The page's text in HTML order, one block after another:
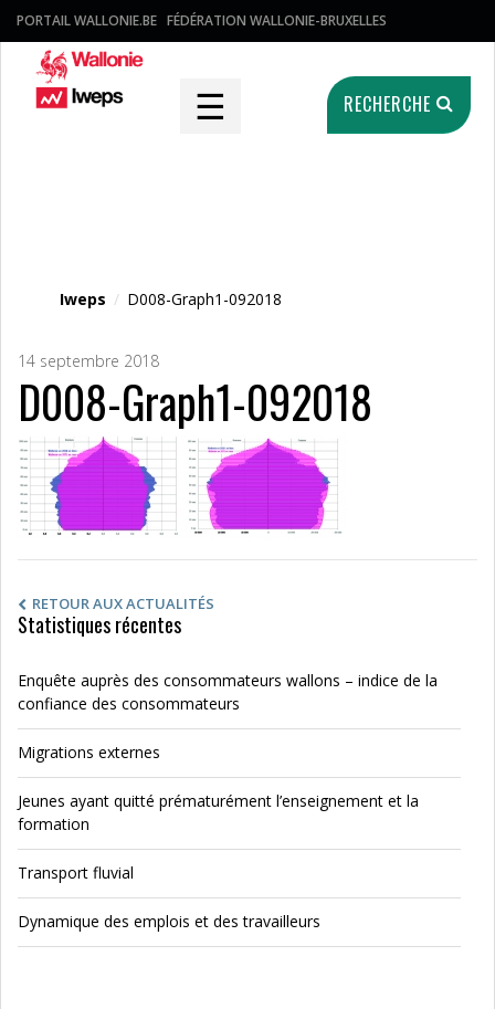
PORTAIL WALLONIE.BE FÉDÉRATION WALLONIE-BRUXELLES
☰ RECHERCHE
Iweps / D008-Graph1-092018
14 septembre 2018
D008-Graph1-092018
RETOUR AUX ACTUALITÉS
Statistiques récentes
Enquête auprès des consommateurs wallons – indice de la
confiance des consommateurs
Migrations externes
Jeunes ayant quitté prématurément l’enseignement et la
formation
Transport fluvial
Dynamique des emplois et des travailleurs